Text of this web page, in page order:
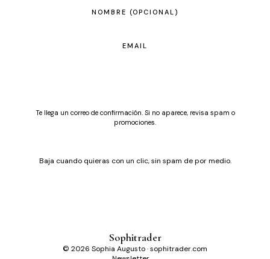
NOMBRE (OPCIONAL)
EMAIL
Te llega un correo de confirmación. Si no aparece, revisa spam o
promociones.
Baja cuando quieras con un clic, sin spam de por medio.
Sophitrader
© 2026 Sophia Augusto · sophitrader.com